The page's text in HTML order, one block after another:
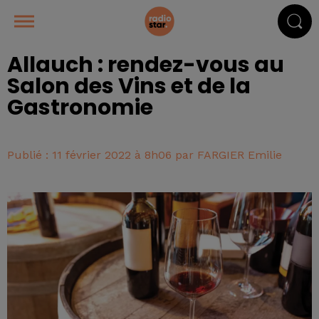
Allauch : rendez-vous au
Salon des Vins et de la
Gastronomie
Publié : 11 février 2022 à 8h06 par FARGIER Emilie